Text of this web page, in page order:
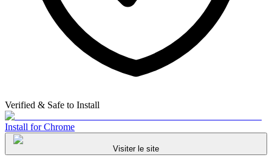
Verified & Safe to Install
Install for Chrome
Visiter le site